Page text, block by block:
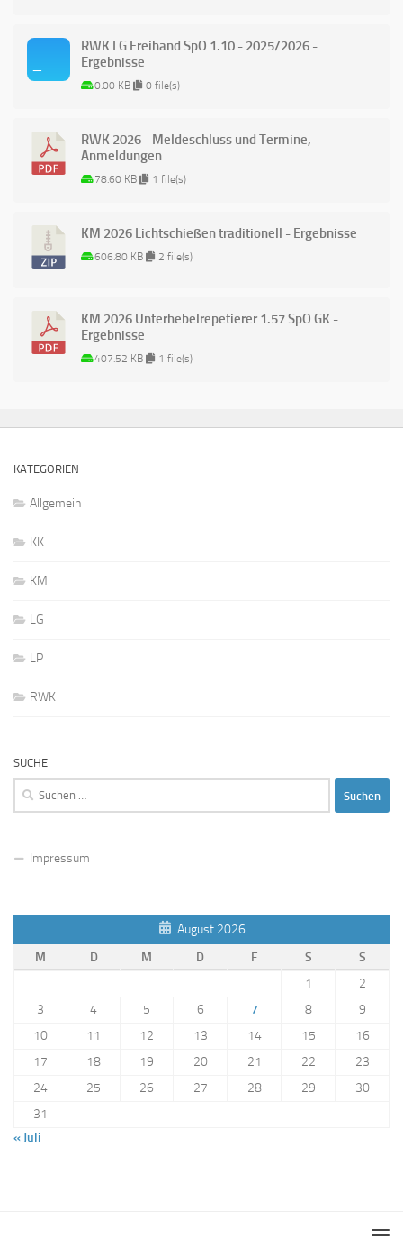
RWK LG Freihand SpO 1.10 - 2025/2026 -
Ergebnisse
0.00 KB 0 file(s)
RWK 2026 - Meldeschluss und Termine,
Anmeldungen
78.60 KB 1 file(s)
KM 2026 Lichtschießen traditionell - Ergebnisse
606.80 KB 2 file(s)
KM 2026 Unterhebelrepetierer 1.57 SpO GK -
Ergebnisse
407.52 KB 1 file(s)
KATEGORIEN
Allgemein
KK
KM
LG
LP
RWK
SUCHE
Suchen
Impressum
August 2026
M
D M D F S
S
1
2
3
4 5 6 7 8
9
10
11 12 13 14 15
16
17
18 19 20 21 22
23
24
25 26 27 28 29
30
31
« Juli